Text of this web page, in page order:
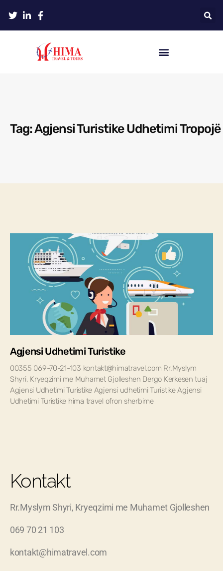
Tag: Agjensi Turistike Udhetimi Tropojë
Agjensi Udhetimi Turistike
00355 069-70-21-103 kontakt@himatravel.com Rr.Myslym
Shyri, Kryeqzimi me Muhamet Gjolleshen Dergo Kerkesen tuaj
Agjensi Udhetimi Turistike Agjensi udhetimi Turistike Agjensi
Udhetimi Turistike hima travel ofron sherbime
Kontakt
Rr.Myslym Shyri, Kryeqzimi me Muhamet Gjolleshen
069 70 21 103
kontakt@himatravel.com